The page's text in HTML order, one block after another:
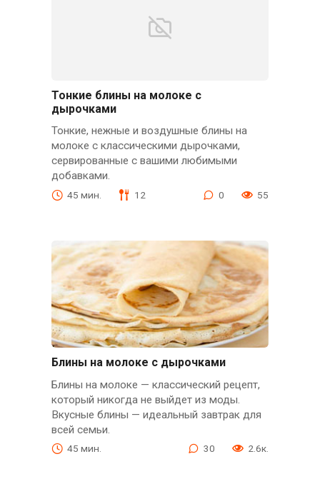
Тонкие блины на молоке с
дырочками
Тонкие, нежные и воздушные блины на
молоке с классическими дырочками,
сервированные с вашими любимыми
добавками.
45 мин. 12 0 55
Блины на молоке с дырочками
Блины на молоке — классический рецепт,
который никогда не выйдет из моды.
Вкусные блины — идеальный завтрак для
всей семьи.
45 мин. 30 2.6к.